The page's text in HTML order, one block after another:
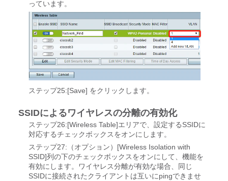
っています。
ステップ25:[Save] をクリックします。
SSIDによるワイヤレスの分離の有効化
ステップ26:[Wireless Table]エリアで、設定するSSIDに
対応するチェックボックスをオンにします。
ステップ27:（オプション）[Wireless Isolation with
SSID]列の下のチェックボックスをオンにして、機能を
有効にします。ワイヤレス分離が有効な場合、同じ
SSIDに接続されたクライアントは互いにpingできませ